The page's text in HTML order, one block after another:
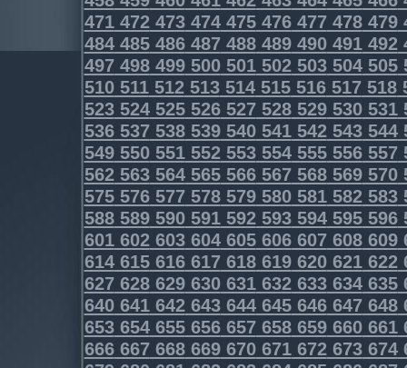
471472473474475476477478479
484485486487488489490491492
497498499500501502503504505
510511512513514515516517518
523524525526527528529530531
536537538539540541542543544
549550551552553554555556557
562563564565566567568569570
575576577578579580581582583
588589590591592593594595596
601602603604605606607608609
614615616617618619620621622
627628629630631632633634635
640641642643644645646647648
653654655656657658659660661
666667668669670671672673674